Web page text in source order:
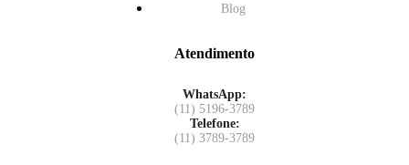
Blog
Atendimento
WhatsApp:
(11) 5196-3789
Telefone:
(11) 3789-3789